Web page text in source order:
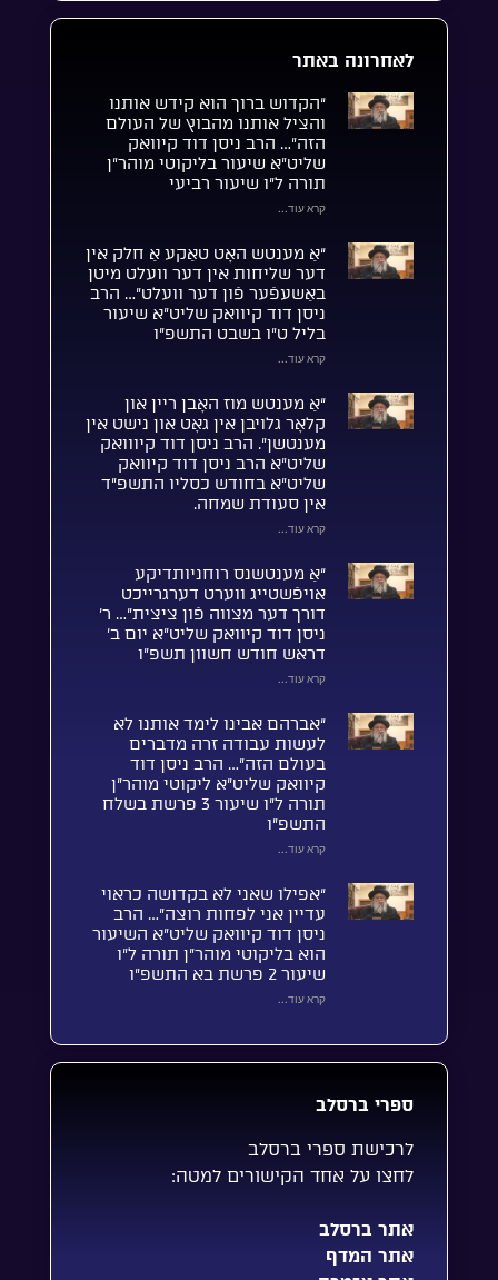
לאחרונה באתר
“הקדוש ברוך הוא קידש אותנו
והציל אותנו מהבוץ של העולם
הזה”… הרב ניסן דוד קיוואק
שליט”א שיעור בליקוטי מוהר”ן
תורה ל”ו שיעור רביעי
קרא עוד...
“אַ מענטש האָט טאַקע אַ חלק אין
דער שליחות אין דער וועלט מיטן
באַשעפֿער פֿון דער וועלט”… הרב
ניסן דוד קיוואק שליט”א שיעור
בליל ט”ו בשבט התשפ”ו
קרא עוד...
“אַ מענטש מוז האָבן ריין און
קלאָר גלויבן אין גאָט און נישט אין
מענטשן”. הרב ניסן דוד קיווואק
שליט”א הרב ניסן דוד קיוואק
שליט”א בחודש כסליו התשפ”ד
אין סעודת שמחה.
קרא עוד...
“אַ מענטשנס רוחניותדיקע
אויפֿשטייג ווערט דערגרייכט
דורך דער מצווה פֿון ציצית”… ר’
ניסן דוד קיוואק שליט”א יום ב’
דראש חודש חשוון תשפ”ו
קרא עוד...
“אברהם אבינו לימד אותנו לא
לעשות עבודה זרה מדברים
בעולם הזה”… הרב ניסן דוד
קיוואק שליט”א ליקוטי מוהר”ן
תורה ל”ו שיעור 3 פרשת בשלח
התשפ”ו
קרא עוד...
“אפילו שאני לא בקדושה כראוי
עדיין אני לפחות רוצה”… הרב
ניסן דוד קיוואק שליט”א השיעור
הוא בליקוטי מוהר”ן תורה ל”ו
שיעור 2 פרשת בא התשפ”ו
קרא עוד...
ספרי ברסלב
לרכישת ספרי ברסלב
לחצו על אחד הקישורים למטה:
אתר ברסלב
אתר המדף